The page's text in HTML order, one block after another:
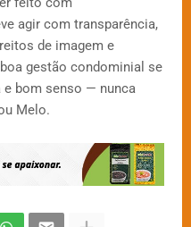
agir com transparência,
de imagem e
gestão condominial se
bom senso — nunca
Melo.